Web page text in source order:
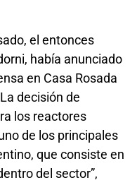
el entonces
había anunciado
en Casa Rosada
decisión de
los reactores
de los principales
que consiste en
del sector”,